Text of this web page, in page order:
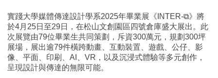
實踐大學媒體傳達設計學系2025年畢業展《INTER-⧉》將
於4月25日至29日，在松山文創園區四號倉庫盛大展出。此
次展覽由79位畢業生共同策劃，斥資300萬元，規劃300坪
展場，展出逾79件橫跨動畫、互動裝置、遊戲、公仔、影
像、平面、印刷、AI、VR，以及沉浸式體驗等多元創作，
呈現設計與傳達的無限可能。